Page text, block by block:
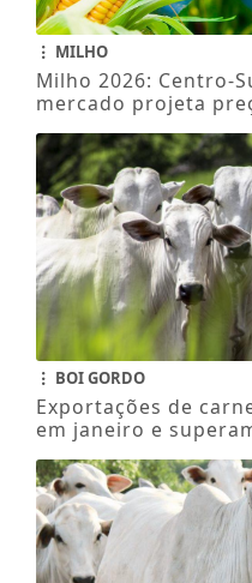
MILHO
Milho 2026: Centro-
mercado projeta
BOI GORDO
Exportações de
em janeiro e